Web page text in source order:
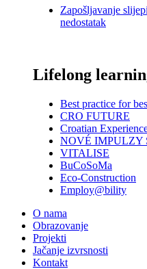
Zapošljavanje
nedostatak
Lifelong
Best practice for
CRO FUTURE
Croatian
NOVÉ IMPULZY
VITALISE
BuCoSoMa
Eco-Construction
Employ@bility
O nama
Obrazovanje
Projekti
Jačanje izvrsnosti
Kontakt